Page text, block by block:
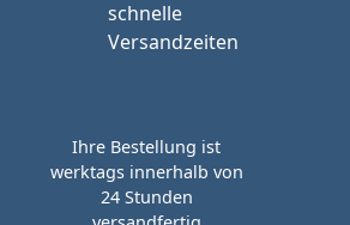
Ihre Bestellung ist
werktags innerhalb von
24 Stunden